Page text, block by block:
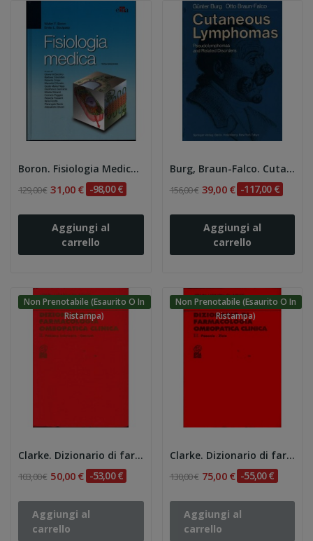
Boron. Fisiologia Medica 3e
129,00 € 31,00 € -98,00 €
Aggiungi al
carrello
Burg, Braun-Falco. Cutaneous Lymphomas,...
156,00 € 39,00 € -117,00 €
Aggiungi al
carrello
Non Prenotabile (esaurito O In
Ristampa)
Clarke. Dizionario di farmacologia omeopatica...
103,00 € 50,00 € -53,00 €
Aggiungi al
carrello
Non Prenotabile (esaurito O In
Ristampa)
Clarke. Dizionario di farmacologia omeopatica...
130,00 € 75,00 € -55,00 €
Aggiungi al
carrello